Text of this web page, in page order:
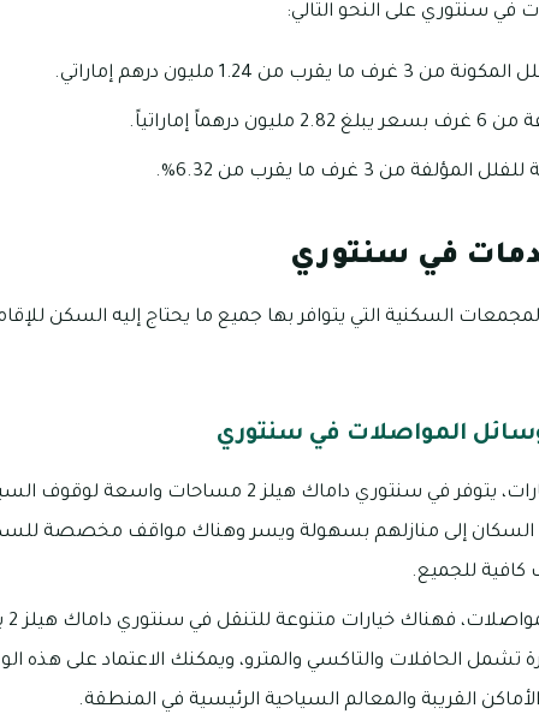
في سنتوري على النحو التالي:
من 1.24 مليون درهم إماراتي.
إماراتياً.
من 3 غرف ما يقرب من 6.32%.
في سنتوري
السكنية التي يتوافر بها جميع ما يحتاج إليه السكن
المواصلات في سنتوري
بالنسبة لمواقف السيارات، يتوفر في سنتوري داماك
إلى منازلهم بسهولة ويسر وهناك مواقف مخصصة للسكان
للجميع.
الحافلات والتاكسي والمترو، ويمكنك الاعتماد على هذه
القريبة والمعالم السياحية الرئيسية في المنطقة.